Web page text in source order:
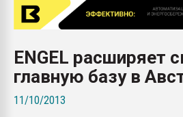
ENGEL расширяет
главную базу в
11/10/2013